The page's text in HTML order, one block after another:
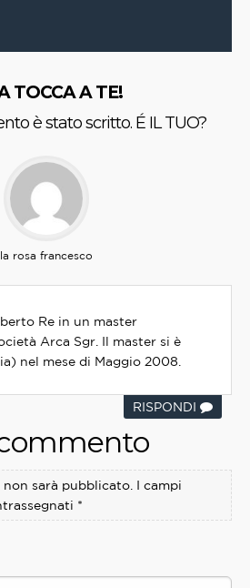
TOCCA A TE!
è stato scritto. É IL TUO?
la rosa francesco
Re in un master
Arca Sgr. Il master si è
nel mese di Maggio 2008.
RISPONDI
sarà pubblicato. I campi
*